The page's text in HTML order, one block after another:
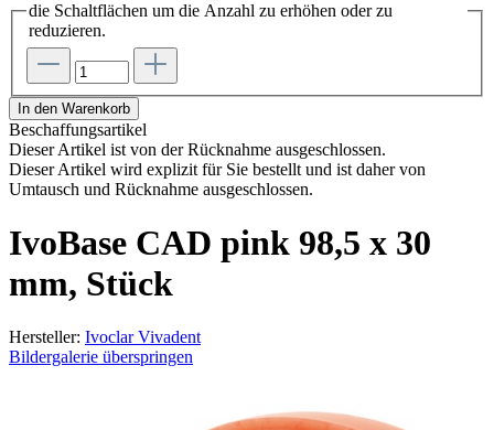
die Schaltflächen um die Anzahl zu erhöhen oder zu
reduzieren.
In den Warenkorb
Beschaffungsartikel
Dieser Artikel ist von der Rücknahme ausgeschlossen.
Dieser Artikel wird explizit für Sie bestellt und ist daher von
Umtausch und Rücknahme ausgeschlossen.
IvoBase CAD pink 98,5 x 30
mm, Stück
Hersteller: Ivoclar Vivadent
Bildergalerie überspringen